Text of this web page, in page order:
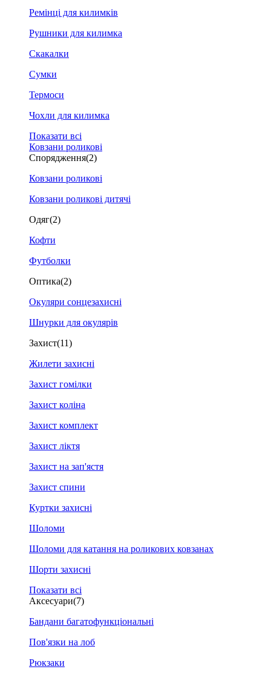
Ремінці для килимків
Рушники для килимка
Скакалки
Сумки
Термоси
Чохли для килимка
Показати всі
Ковзани роликові
Спорядження(2)
Ковзани роликові
Ковзани роликові дитячі
Одяг(2)
Кофти
Футболки
Оптика(2)
Окуляри сонцезахисні
Шнурки для окулярів
Захист(11)
Жилети захисні
Захист гомілки
Захист коліна
Захист комплект
Захист ліктя
Захист на зап'ястя
Захист спини
Куртки захисні
Шоломи
Шоломи для катання на роликових ковзанах
Шорти захисні
Показати всі
Аксесуари(7)
Бандани багатофункціональні
Пов'язки на лоб
Рюкзаки